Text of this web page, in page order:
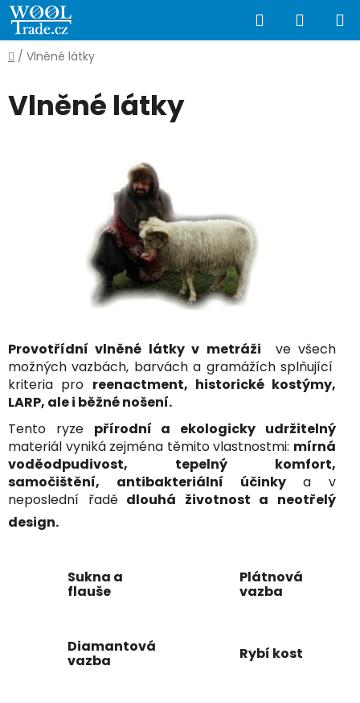
Přejít
na
obsah
Hledat
KOŠÍK
Domů
/ Vlněné látky
Vlněné látky
Provotřídní vlněné látky v metráži
ve všech
možných vazbách, barvách a gramážích splňující
kriteria pro reenactment, historické kostýmy,
LARP, ale i běžné nošení.
Tento ryze přírodní a ekologicky udržitelný
materiál vyniká zejména těmito vlastnostmi: mírná
voděodpudivost, tepelný komfort,
samočištění, antibakteriální účinky a v
neposlední řadědlouhá životnost a neotřelý
design.
Sukna a
flauše
Plátnová
vazba
Diamantová
vazba Rybí kost